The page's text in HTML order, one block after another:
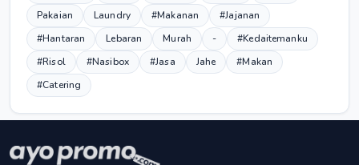
Pakaian
Laundry #Makanan
#Jajanan
#Hantaran
Lebaran Murah -
#Kedaitemanku
#Risol
#Nasibox #Jasa Jahe
#Makan
#Catering